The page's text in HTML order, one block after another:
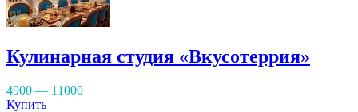
Кулинарная студия «Вкусотеррия»
4900 — 11000
Купить